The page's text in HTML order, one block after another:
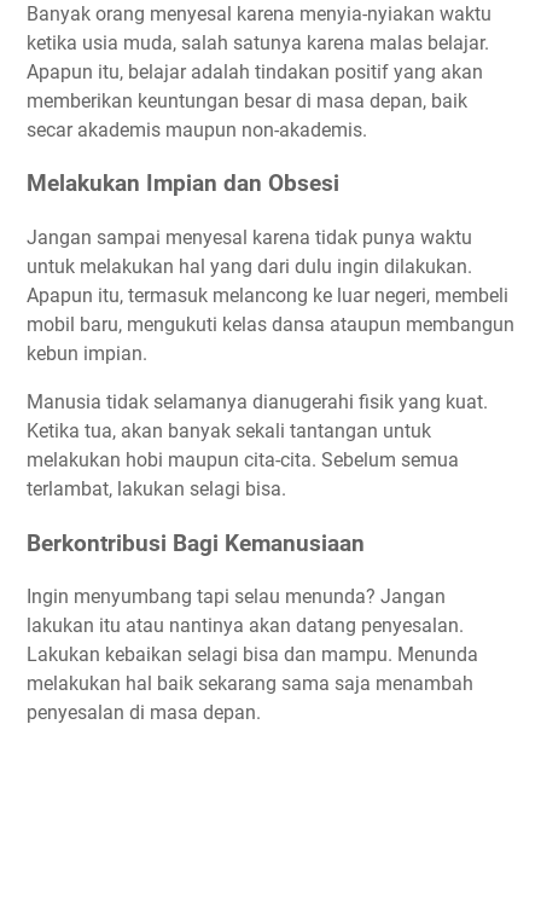
Banyak orang menyesal karena menyia-nyiakan waktu
ketika usia muda, salah satunya karena malas belajar.
Apapun itu, belajar adalah tindakan positif yang akan
memberikan keuntungan besar di masa depan, baik
secar akademis maupun non-akademis.
Melakukan Impian dan Obsesi
Jangan sampai menyesal karena tidak punya waktu
untuk melakukan hal yang dari dulu ingin dilakukan.
Apapun itu, termasuk melancong ke luar negeri, membeli
mobil baru, mengukuti kelas dansa ataupun membangun
kebun impian.
Manusia tidak selamanya dianugerahi fisik yang kuat.
Ketika tua, akan banyak sekali tantangan untuk
melakukan hobi maupun cita-cita. Sebelum semua
terlambat, lakukan selagi bisa.
Berkontribusi Bagi Kemanusiaan
Ingin menyumbang tapi selau menunda? Jangan
lakukan itu atau nantinya akan datang penyesalan.
Lakukan kebaikan selagi bisa dan mampu. Menunda
melakukan hal baik sekarang sama saja menambah
penyesalan di masa depan.